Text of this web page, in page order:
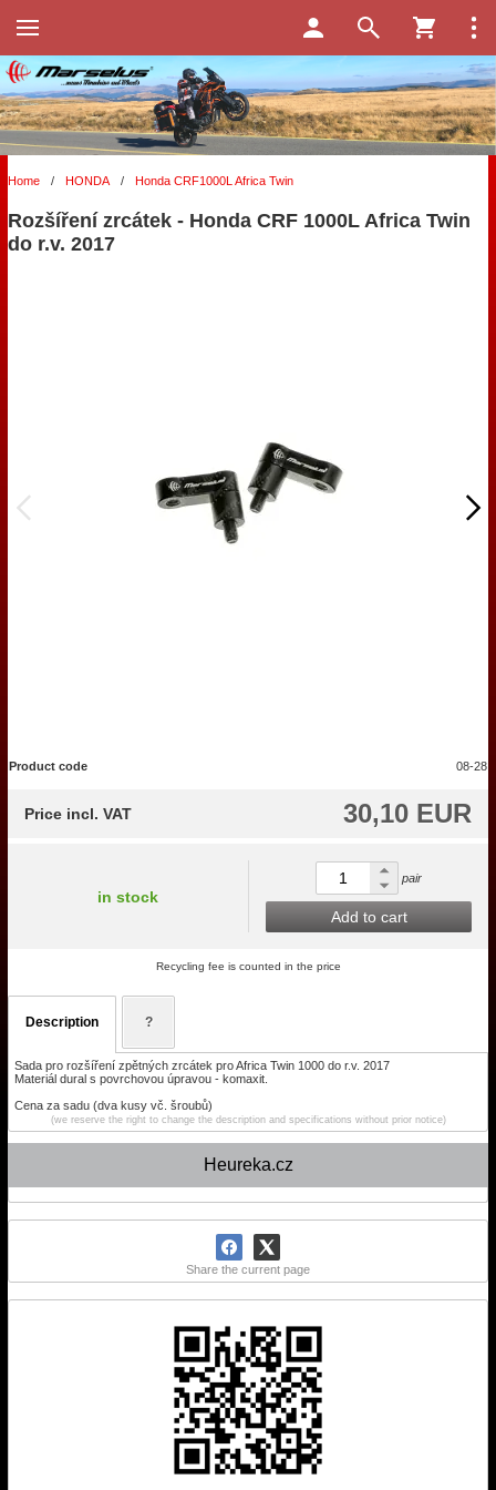
Heureka.cz
Share the current page
Home / HONDA / Honda CRF1000L Africa Twin
Rozšíření zrcátek - Honda CRF 1000L Africa Twin
do r.v. 2017
Product code 08-28
30,10 EUR
Price incl. VAT
in stock
pair
Add to cart
Recycling fee is counted in the price
Description ?
Sada pro rozšíření zpětných zrcátek pro Africa Twin 1000 do r.v. 2017
Materiál dural s povrchovou úpravou - komaxit.
Cena za sadu (dva kusy vč. šroubů)
(we reserve the right to change the description and specifications without prior notice)